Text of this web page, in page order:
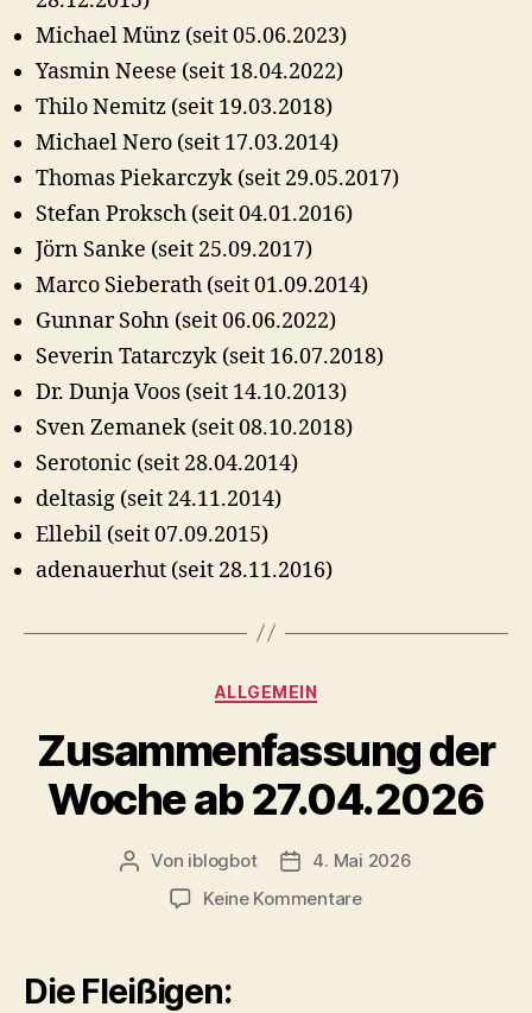
Michael Münz (seit 05.06.2023)
Yasmin Neese (seit 18.04.2022)
Thilo Nemitz (seit 19.03.2018)
Michael Nero (seit 17.03.2014)
Thomas Piekarczyk (seit 29.05.2017)
Stefan Proksch (seit 04.01.2016)
Jörn Sanke (seit 25.09.2017)
Marco Sieberath (seit 01.09.2014)
Gunnar Sohn (seit 06.06.2022)
Severin Tatarczyk (seit 16.07.2018)
Dr. Dunja Voos (seit 14.10.2013)
Sven Zemanek (seit 08.10.2018)
Serotonic (seit 28.04.2014)
deltasig (seit 24.11.2014)
Ellebil (seit 07.09.2015)
adenauerhut (seit 28.11.2016)
Kategorien
ALLGEMEIN
Zusammenfassung der
Woche ab 27.04.2026
Beitragsautor
Von iblogbot Veröffentlichungsdatum
4. Mai 2026
Keine Kommentarezu
Die Fleißigen: